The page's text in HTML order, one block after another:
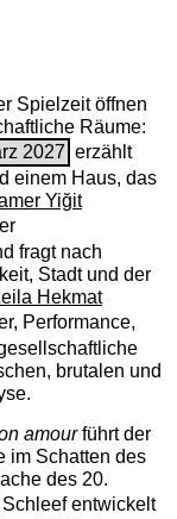
Spielzeit öffnen
Räume:
2027 erzählt
einem Haus, das
Yiğit
fragt nach
Stadt und der
Hekmat
Performance,
brutalen und
amourführt der
im Schatten des
des 20.
Schleef entwickelt